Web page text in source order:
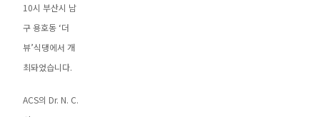
10시 부산시 남
구 용호동 ‘더
뷰’식댕에서 개
최돠었습니다.
ACS의 Dr. N. C.